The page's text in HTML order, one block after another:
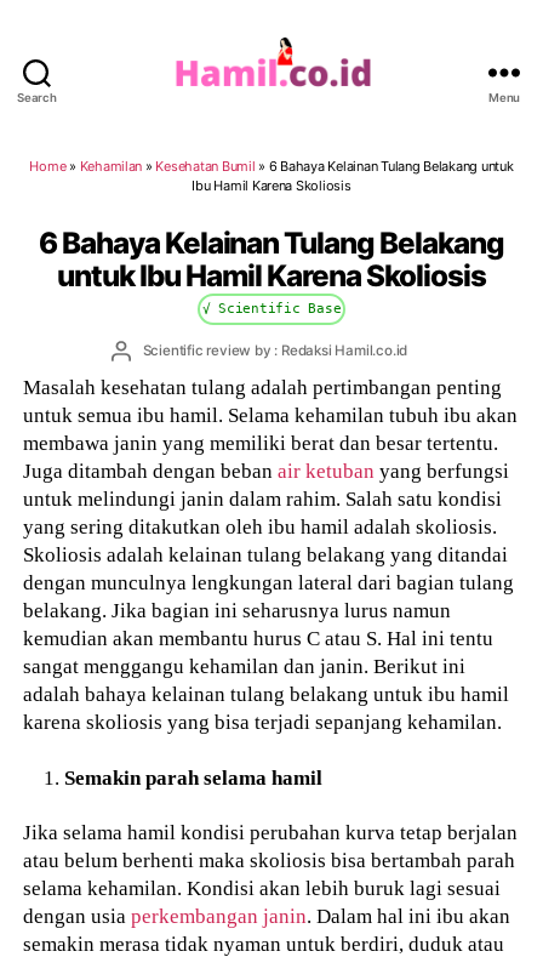
Search Menu
Home» Kehamilan » Kesehatan Bumil » 6 Bahaya Kelainan Tulang Belakang untuk
Ibu Hamil Karena Skoliosis
6 Bahaya Kelainan Tulang Belakang
untuk Ibu Hamil Karena Skoliosis
√ Scientific Base
PostScientific review by : Redaksi Hamil.co.id
Masalah kesehatan tulang adalah pertimbangan penting
untuk semua ibu hamil. Selama kehamilan tubuh ibu akan
membawa janin yang memiliki berat dan besar tertentu.
Juga ditambah dengan bebanair ketuban yang berfungsi
untuk melindungi janin dalam rahim. Salah satu kondisi
yang sering ditakutkan oleh ibu hamil adalah skoliosis.
Skoliosis adalah kelainan tulang belakang yang ditandai
dengan munculnya lengkungan lateral dari bagian tulang
belakang. Jika bagian ini seharusnya lurus namun
kemudian akan membantu hurus C atau S. Hal ini tentu
sangat menggangu kehamilan dan janin. Berikut ini
adalah bahaya kelainan tulang belakang untuk ibu hamil
karena skoliosis yang bisa terjadi sepanjang kehamilan.
Semakin parah selama hamil
Jika selama hamil kondisi perubahan kurva tetap berjalan
atau belum berhenti maka skoliosis bisa bertambah parah
selama kehamilan. Kondisi akan lebih buruk lagi sesuai
dengan usiaperkembangan janin. Dalam hal ini ibu akan
semakin merasa tidak nyaman untuk berdiri, duduk atau